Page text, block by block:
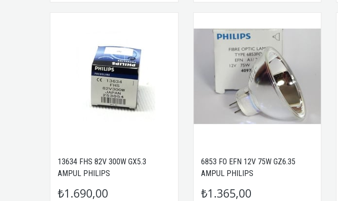
13634 FHS 82V 300W GX5.3
AMPUL PHILIPS
₺1.690,00
6853 FO EFN 12V 75W GZ6.35
AMPUL PHILIPS
₺1.365,00